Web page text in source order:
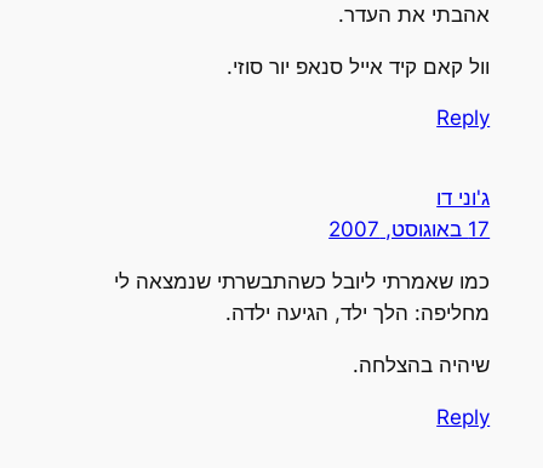
אהבתי את העדר.
וול קאם קיד אייל סנאפ יור סוזי.
Reply
ג'וני דו
17 באוגוסט, 2007
כמו שאמרתי ליובל כשהתבשרתי שנמצאה לי
מחליפה: הלך ילד, הגיעה ילדה.
שיהיה בהצלחה.
Reply